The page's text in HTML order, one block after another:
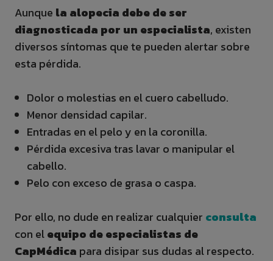
Aunque la alopecia debe de ser
diagnosticada por un especialista, existen
diversos síntomas que te pueden alertar sobre
esta pérdida.
Dolor o molestias en el cuero cabelludo.
Menor densidad capilar.
Entradas en el pelo y en la coronilla.
Pérdida excesiva tras lavar o manipular el
cabello.
Pelo con exceso de grasa o caspa.
Por ello, no dude en realizar cualquier consulta
con elequipo de especialistas de
CapMédica para disipar sus dudas al respecto.